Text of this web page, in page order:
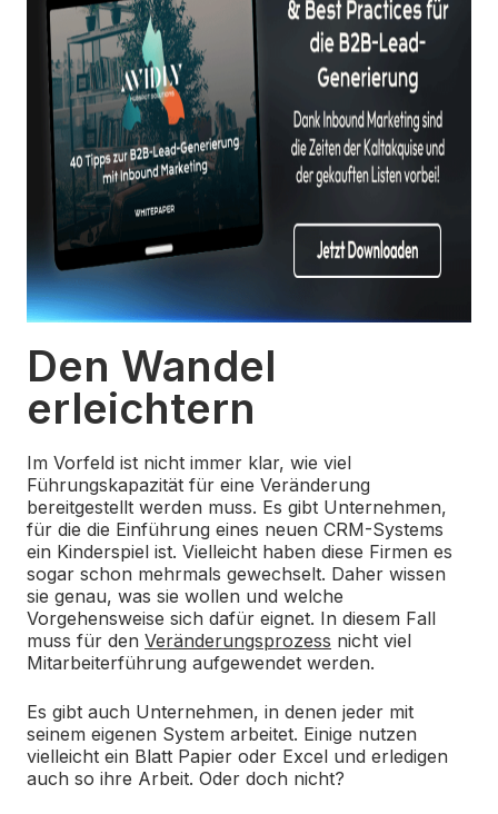
Den Wandel
erleichtern
Im Vorfeld ist nicht immer klar, wie viel
Führungskapazität für eine Veränderung
bereitgestellt werden muss. Es gibt Unternehmen,
für die die Einführung eines neuen CRM-Systems
ein Kinderspiel ist. Vielleicht haben diese Firmen es
sogar schon mehrmals gewechselt. Daher wissen
sie genau, was sie wollen und welche
Vorgehensweise sich dafür eignet. In diesem Fall
muss für den Veränderungsprozess nicht viel
Mitarbeiterführung aufgewendet werden.
Es gibt auch Unternehmen, in denen jeder mit
seinem eigenen System arbeitet. Einige nutzen
vielleicht ein Blatt Papier oder Excel und erledigen
auch so ihre Arbeit. Oder doch nicht?